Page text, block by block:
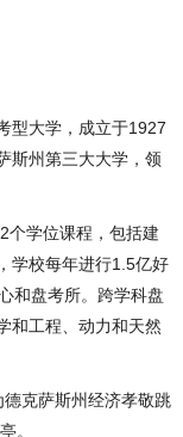
型大学，成立于1927
斯州第三大大学，领
个学位课程，包括建
学校每年进行1.5亿好
和盘考所。跨学科盘
和工程、动力和天然
克萨斯州经济孝敬跳
。